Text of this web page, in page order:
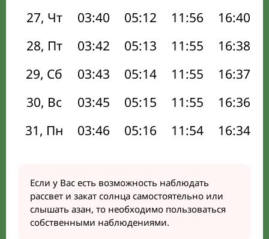
27, Чт
03:40 05:12 11:56 16:40
28, Пт
03:42 05:13 11:55 16:38
29, Сб
03:43 05:14 11:55 16:37
30, Вс
03:45 05:15 11:55 16:36
31, Пн
03:46 05:16 11:54 16:34
Если у Вас есть возможность наблюдать
рассвет и закат солнца самостоятельно или
слышать азан, то необходимо пользоваться
собственными наблюдениями.